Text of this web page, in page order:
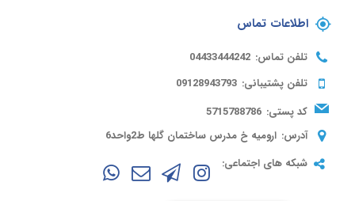
اطلاعات تماس
تلفن تماس: 04433444242
تلفن پشتیبانی: 09128943793
کد پستی: 5715788786
آدرس: ارومیه خ مدرس ساختمان گلها ط2واحد6
شبکه های اجتماعی: